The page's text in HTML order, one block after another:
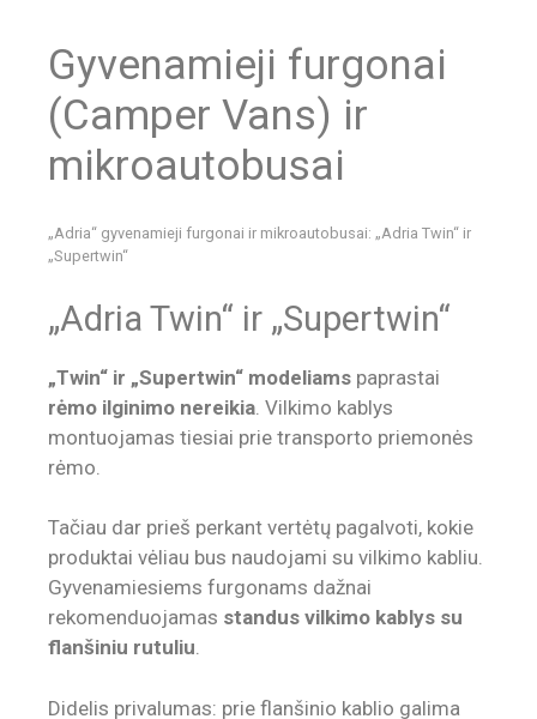
Gyvenamieji furgonai
(Camper Vans) ir
mikroautobusai
„Adria“ gyvenamieji furgonai ir mikroautobusai: „Adria Twin“ ir
„Supertwin“
„Adria Twin“ ir „Supertwin“
„Twin“ ir „Supertwin“ modeliams paprastai
rėmo ilginimo nereikia . Vilkimo kablys
montuojamas tiesiai prie transporto priemonės
rėmo.
Tačiau dar prieš perkant vertėtų pagalvoti, kokie
produktai vėliau bus naudojami su vilkimo kabliu.
Gyvenamiesiems furgonams dažnai
rekomenduojamas standus vilkimo kablys su
flanšiniu rutuliu.
Didelis privalumas: prie flanšinio kablio galima